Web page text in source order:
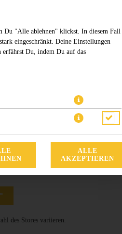
des Stores variieren.
Du "Alle ablehnen" klickst. In diesem Fall
eingeschränkt. Deine Einstellungen
erfährst Du, indem Du auf das
ALLE
AKZEPTIEREN